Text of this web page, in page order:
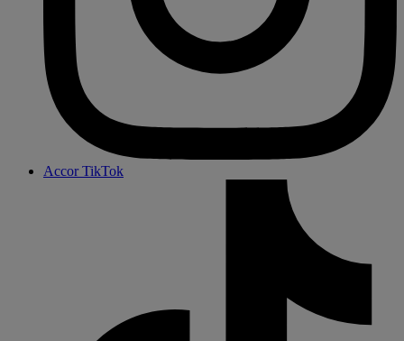
Accor TikTok